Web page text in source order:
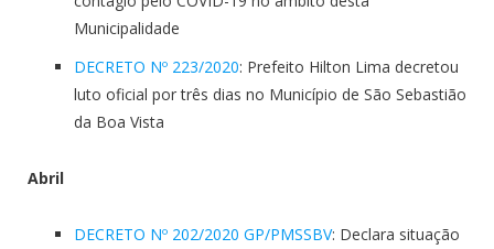
Municipalidade
DECRETO Nº 223/2020: Prefeito Hilton Lima decretou
luto oficial por três dias no Município de São Sebastião
da Boa Vista
Abril
DECRETO Nº 202/2020 GP/PMSSBV: Declara situação